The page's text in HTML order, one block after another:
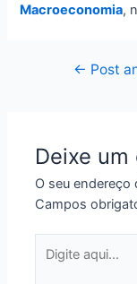
Macroeconomia,
Navegação
← Post
Deixe
O seu endereço
Campos
aqui...